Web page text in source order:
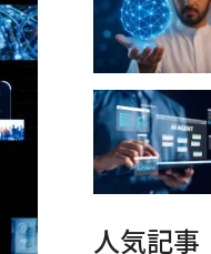
人気記事